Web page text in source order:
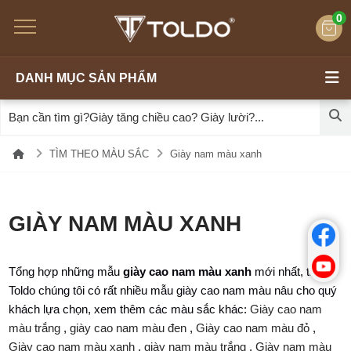
0
DANH MỤC SẢN PHẨM
TÌM THEO MÀU SẮC Giày nam màu xanh
GIÀY NAM MÀU XANH
Tổng hợp những mẫugiày cao nam màu xanh mới nhất, tại
Toldo chúng tôi có rất nhiều mẫu giày cao nam màu nâu cho quý
khách lựa chọn, xem thêm các màu sắc khác:Giày cao nam
màu trắng ,giày cao nam màu đen ,Giày cao nam màu đỏ ,
Giày cao nam màu xanh ,giày nam màu trắng ,Giày nam màu